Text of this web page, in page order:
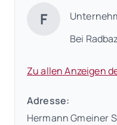
F
Bei
Zu allen Anzeigen
Adresse:
Hermann Gmeiner